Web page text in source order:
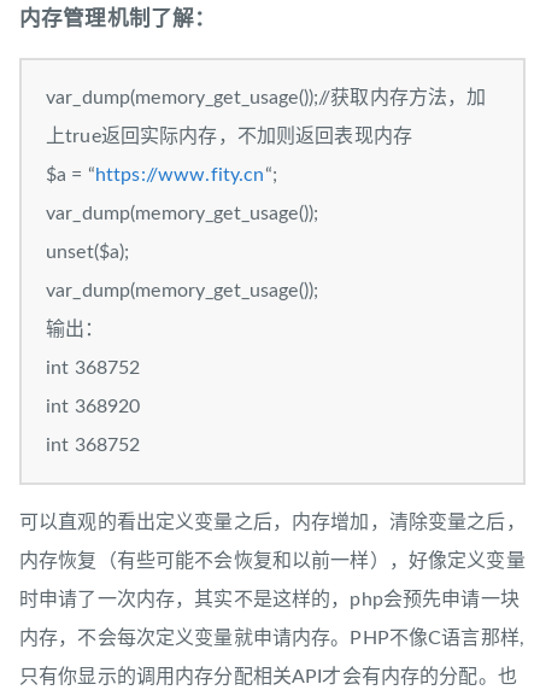
内存管理机制了解：
var_dump(memory_get_usage());//获取内存方法，加
上true返回实际内存，不加则返回表现内存
$a = “https://www.fity.cn“;
var_dump(memory_get_usage());
unset($a);
var_dump(memory_get_usage());
输出：
int 368752
int 368920
int 368752
可以直观的看出定义变量之后，内存增加，清除变量之后，
内存恢复（有些可能不会恢复和以前一样），好像定义变量
时申请了一次内存，其实不是这样的，php会预先申请一块
内存，不会每次定义变量就申请内存。PHP不像C语言那样,
只有你显示的调用内存分配相关API才会有内存的分配。也